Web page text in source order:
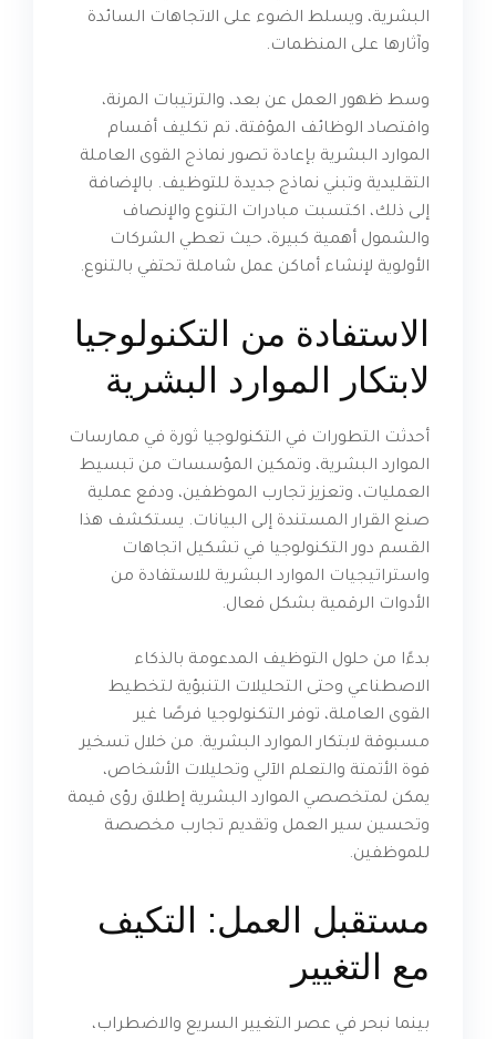
البشرية، ويسلط الضوء على الاتجاهات السائدة
وآثارها على المنظمات.
وسط ظهور العمل عن بعد، والترتيبات المرنة،
واقتصاد الوظائف المؤقتة، تم تكليف أقسام
الموارد البشرية بإعادة تصور نماذج القوى العاملة
التقليدية وتبني نماذج جديدة للتوظيف. بالإضافة
إلى ذلك، اكتسبت مبادرات التنوع والإنصاف
والشمول أهمية كبيرة، حيث تعطي الشركات
الأولوية لإنشاء أماكن عمل شاملة تحتفي بالتنوع.
الاستفادة من التكنولوجيا
لابتكار الموارد البشرية
أحدثت التطورات في التكنولوجيا ثورة في ممارسات
الموارد البشرية، وتمكين المؤسسات من تبسيط
العمليات، وتعزيز تجارب الموظفين، ودفع عملية
صنع القرار المستندة إلى البيانات. يستكشف هذا
القسم دور التكنولوجيا في تشكيل اتجاهات
واستراتيجيات الموارد البشرية للاستفادة من
الأدوات الرقمية بشكل فعال.
بدءًا من حلول التوظيف المدعومة بالذكاء
الاصطناعي وحتى التحليلات التنبؤية لتخطيط
القوى العاملة، توفر التكنولوجيا فرصًا غير
مسبوقة لابتكار الموارد البشرية. من خلال تسخير
قوة الأتمتة والتعلم الآلي وتحليلات الأشخاص،
يمكن لمتخصصي الموارد البشرية إطلاق رؤى قيمة
وتحسين سير العمل وتقديم تجارب مخصصة
للموظفين.
مستقبل العمل: التكيف
مع التغيير
بينما نبحر في عصر التغيير السريع والاضطراب،